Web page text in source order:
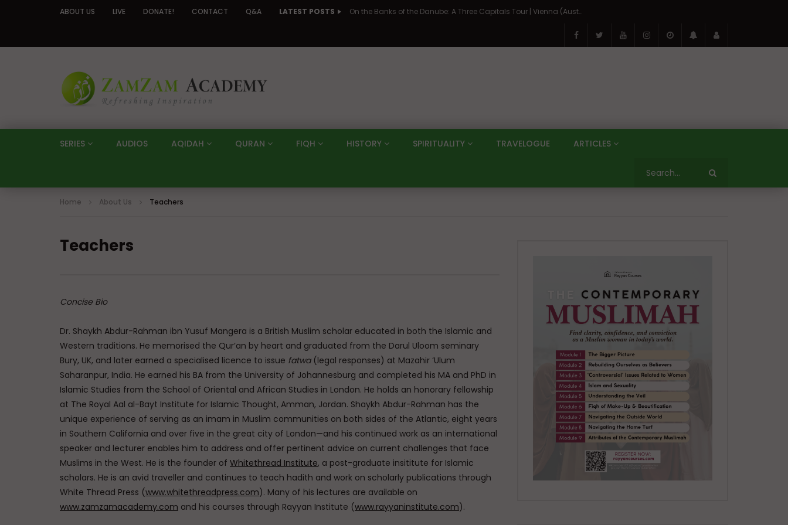
ABOUT US LIVE DONATE! CONTACT Q&A LATEST POSTS On the Banks of the Danube: A Three Capitals Tour | Vienna (Austria), Bratislava (Slovakia), Budapest (Hungary)
SERIES AUDIOS AQIDAH QURAN FIQH HISTORY SPIRITUALITY TRAVELOGUE ARTICLES
Home About Us Teachers
Teachers
Concise Bio
Dr. Shaykh Abdur-Rahman ibn Yusuf Mangera is a British Muslim scholar educated in both the Islamic and
Western traditions. He memorised the Qur’an by heart and graduated from the Darul Uloom seminary
Bury, UK, and later earned a specialised licence to issue fatwa(legal responses) at Mazahir ‘Ulum
Saharanpur, India. He earned his BA from the University of Johannesburg and completed his MA and PhD in
Islamic Studies from the School of Oriental and African Studies in London. He holds an honorary fellowship
at The Royal Aal al-Bayt Institute for Islamic Thought, Amman, Jordan. Shaykh Abdur-Rahman has the
unique experience of serving as an imam in Muslim communities on both sides of the Atlantic, eight years
in Southern California and over five in the great city of London—and his continued work as an international
speaker and lecturer enables him to address and offer pertinent advice on current challenges that face
Muslims in the West. He is the founder of Whitethread Institute, a post-graduate insititute for Islamic
scholars. He is an avid traveller and continues to teach hadith and work on scholarly publications through
White Thread Press (www.whitethreadpress.com). Many of his lectures are available on
www.zamzamacademy.com and his courses through Rayyan Institute (www.rayyaninstitute.com).